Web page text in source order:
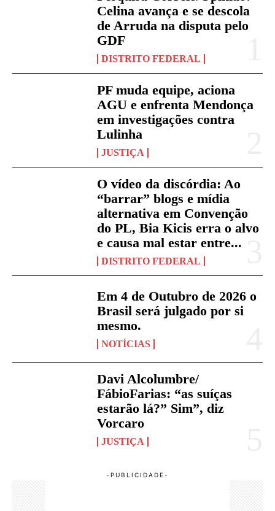
Celina avança e se descola
de Arruda na disputa pelo
GDF
DISTRITO FEDERAL
PF muda equipe, aciona
AGU e enfrenta Mendonça
em investigações contra
Lulinha
JUSTIÇA
O vídeo da discórdia: Ao
“barrar” blogs e mídia
alternativa em Convenção
do PL, Bia Kicis erra o alvo
e causa mal estar entre...
DISTRITO FEDERAL
Em 4 de Outubro de 2026 o
Brasil será julgado por si
mesmo.
NOTÍCIAS
Davi Alcolumbre/
FábioFarias: “as suíças
estarão lá?” Sim”, diz
Vorcaro
JUSTIÇA